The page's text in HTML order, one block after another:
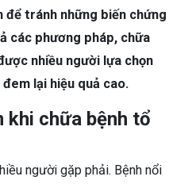
tránh những biến chứng
các phương pháp, chữa
nhiều người lựa chọn
lại hiệu quả cao.
khi chữa bệnh tổ
người gặp phải. Bệnh nổi